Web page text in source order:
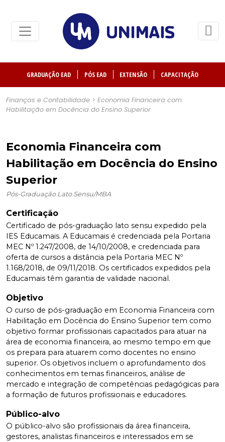
GRADUAÇÃO EAD PÓS EAD EXTENSÃO CAPACITAÇÃO
Finanças e Contabilidade > Economia Financeira com
Habilitação em Docência do Ensino Superior
Economia Financeira com
Habilitação em Docência do Ensino
Superior
Pós-Graduação Lato Sensu/MBA
Certificação
Certificado de pós-graduação lato sensu expedido pela
IES Educamais. A Educamais é credenciada pela Portaria
MEC Nº 1.247/2008, de 14/10/2008, e credenciada para
oferta de cursos a distância pela Portaria MEC Nº
1.168/2018, de 09/11/2018. Os certificados expedidos pela
Educamais têm garantia de validade nacional.
Objetivo
O curso de pós-graduação em Economia Financeira com
Habilitação em Docência do Ensino Superior tem como
objetivo formar profissionais capacitados para atuar na
área de economia financeira, ao mesmo tempo em que
os prepara para atuarem como docentes no ensino
superior. Os objetivos incluem o aprofundamento dos
conhecimentos em temas financeiros, análise de
mercado e integração de competências pedagógicas para
a formação de futuros profissionais e educadores.
Público-alvo
O público-alvo são profissionais da área financeira,
gestores, analistas financeiros e interessados em se